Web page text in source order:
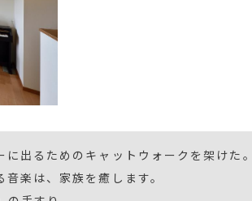
出るためのキャットウォークを架けた。
楽は、家族を癒します。